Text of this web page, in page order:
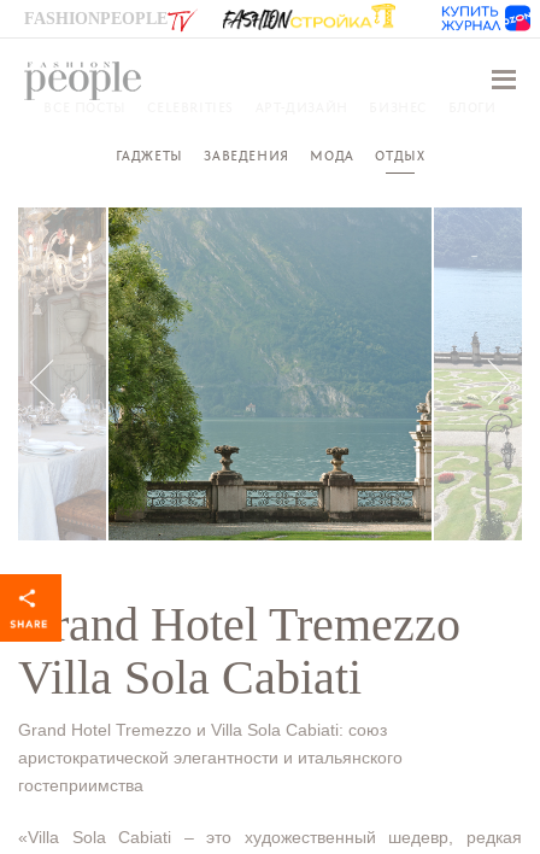
FASHIONPEOPLE
ГАДЖЕТЫ ЗАВЕДЕНИЯ МОДА ОТДЫХ
Grand Hotel Tremezzo
Villa Sola Cabiati
Grand Hotel Tremezzo и Villa Sola Cabiati: союз
аристократической элегантности и итальянского
гостеприимства
«Villa Sola Cabiati – это художественный шедевр, редкая